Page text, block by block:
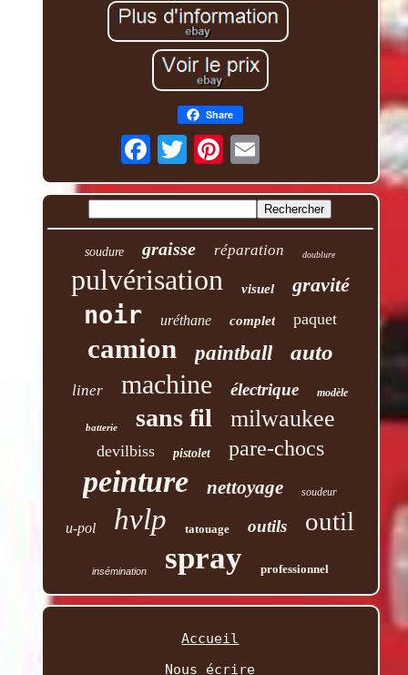
Share
soudure graisse réparation doublure
pulvérisation visuel gravité
noir uréthane complet paquet
camion paintball auto
liner machine électrique modèle
batterie sans fil milwaukee
devilbiss pistolet pare-chocs
peinture nettoyage soudeur
u-pol hvlp tatouage outils outil
insémination spray professionnel
Accueil
Nous écrire